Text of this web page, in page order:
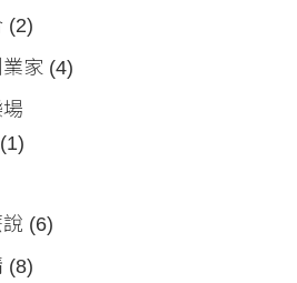
(2)
家 (4)
(6)
(8)